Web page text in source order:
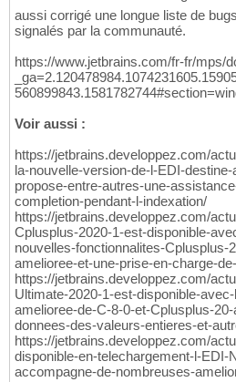
aussi corrigé une longue liste de
signalés par la communauté.
https://www.jetbrains.com/fr-fr/mps/
Voir aussi :
https://jetbrains.developpez.com/
la-nouvelle-version-de-l-EDI-
propose-entre-autres-une-
completion-pendant-l-indexation/
https://jetbrains.developpez.com/
Cplusplus-2020-1-est-disponible-
nouvelles-fonctionnalites-Cplusplus-
amelioree-et-une-prise-en-charge-
https://jetbrains.developpez.com/
Ultimate-2020-1-est-disponible-
amelioree-de-C-8-0-et-Cplusplus-
donnees-des-valeurs-entieres-et-
https://jetbrains.developpez.com/
disponible-en-telechargement-l-EDI-
accompagne-de-nombreuses-